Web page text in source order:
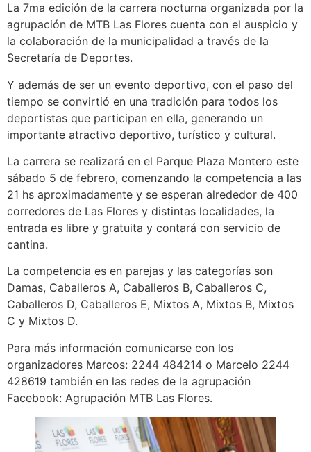
La 7ma edición de la carrera nocturna organizada por la
agrupación de MTB Las Flores cuenta con el auspicio y
la colaboración de la municipalidad a través de la
Secretaría de Deportes.
Y además de ser un evento deportivo, con el paso del
tiempo se convirtió en una tradición para todos los
deportistas que participan en ella, generando un
importante atractivo deportivo, turístico y cultural.
La carrera se realizará en el Parque Plaza Montero este
sábado 5 de febrero, comenzando la competencia a las
21 hs aproximadamente y se esperan alrededor de 400
corredores de Las Flores y distintas localidades, la
entrada es libre y gratuita y contará con servicio de
cantina.
La competencia es en parejas y las categorías son
Damas, Caballeros A, Caballeros B, Caballeros C,
Caballeros D, Caballeros E, Mixtos A, Mixtos B, Mixtos
C y Mixtos D.
Para más información comunicarse con los
organizadores Marcos: 2244 484214 o Marcelo 2244
428619 también en las redes de la agrupación
Facebook: Agrupación MTB Las Flores.